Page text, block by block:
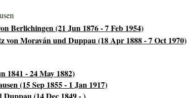
Berlichingen (21 Jun 1876 - 7 Feb 1954)
von Moraván und Duppau (18 Apr 1888 - 7 Oct 1970)
1841 - 24 May 1882)
(15 Sep 1855 - 1 Jan 1917)